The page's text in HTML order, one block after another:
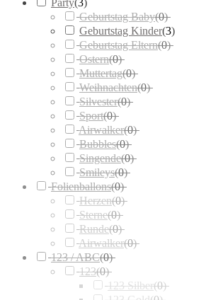
Geburtstag Baby(0)
Geburtstag Kinder(3)
Geburtstag Eltern(0)
Ostern(0)
Muttertag(0)
Weihnachten(0)
Silvester(0)
Sport(0)
Airwalker(0)
Bubbles(0)
Singende(0)
Smileys(0)
Folienballons(0)
Herzen(0)
Sterne(0)
Runde(0)
Airwalker(0)
123 / ABC(0)
123(0)
123 Silber(0)